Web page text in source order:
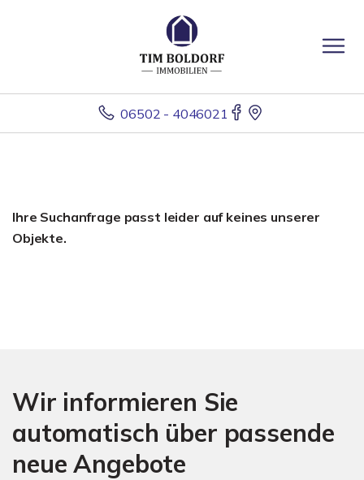
06502 - 4046021
Ihre Suchanfrage passt leider auf keines unserer
Objekte.
Wir informieren Sie
automatisch über passende
neue Angebote